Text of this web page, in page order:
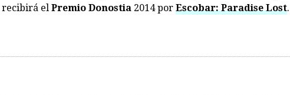
recibirá el Premio Donostia 2014 por Escobar: Paradise Lost.